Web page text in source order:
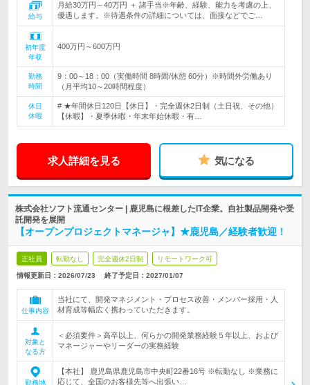
給与
月給30万円～40万円 ＋ 諸手当※年齢、経験、能力を考慮の上、
優遇します。※待遇条件の詳細については、面接などでご…
初年度
年収
400万円～600万円
勤務
時間
9：00～18：00（実働時間 8時間/休憩 60分）※時間外労働あり
（月平均10～20時間程度）
休日
休暇
# ★年間休日120日【休日】・完全週休2日制（土日祝、その他）
【休暇】・夏季休暇・年末年始休暇・有…
求人詳細を見る 気になる
株式会社ソフト流通センター | 鹿児島に根差したIT企業。自社製品開発や受
託開発を展開
【オープンプロジェクトマネージャ】★鹿児島／経験者歓迎！
正社員 転勤なし 完全週休2日制 リモートワーク可
情報更新日：2026/07/23 終了予定日： 2027/01/07
仕事内容
当社にて、開発マネジメント・プロセス改善・メンバー採用・人
材育成等幅広く携わっていただきます。
対象と
なる方
＜必須要件＞高卒以上、何らかの開発業務経験５年以上、および
マネージャーやリーダーの実務経験
勤務地
【本社】 鹿児島県鹿児島市中央町22番16号 ※転勤なし ※業務に
応じて、全国のお客様先等へ出張い…